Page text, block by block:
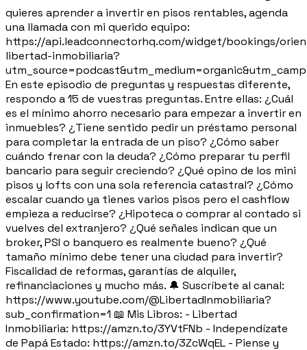
quieres aprender a invertir en pisos rentables, agenda
una llamada con mi querido equipo:
https://api.leadconnectorhq.com/widget/bookings/
libertad-inmobiliaria?
En este episodio de preguntas y respuestas diferente,
respondo a 15 de vuestras preguntas. Entre ellas: ¿Cuál
es el mínimo ahorro necesario para empezar a invertir en
inmuebles? ¿Tiene sentido pedir un préstamo personal
para completar la entrada de un piso? ¿Cómo saber
cuándo frenar con la deuda? ¿Cómo preparar tu perfil
bancario para seguir creciendo? ¿Qué opino de los mini
pisos y lofts con una sola referencia catastral? ¿Cómo
escalar cuando ya tienes varios pisos pero el cashflow
empieza a reducirse? ¿Hipoteca o comprar al contado si
vuelves del extranjero? ¿Qué señales indican que un
broker, PSI o banquero es realmente bueno? ¿Qué
tamaño mínimo debe tener una ciudad para invertir?
Fiscalidad de reformas, garantías de alquiler,
refinanciaciones y mucho más. 🔔 Suscríbete al canal:
https://www.youtube.com/@LibertadInmobiliaria?
sub_confirmation=1 📖 Mis Libros: - Libertad
Inmobiliaria: https://amzn.to/3YVtFNb - Independízate
de Papá Estado: https://amzn.to/3ZcWqEL - Piense y